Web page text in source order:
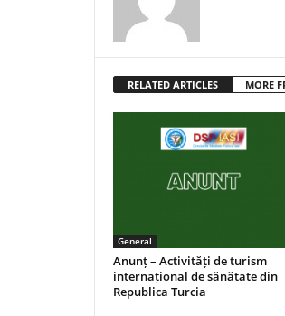
RELATED ARTICLES MORE
General
Anunț – Activități de turism
internațional de sănătate din
Republica Turcia